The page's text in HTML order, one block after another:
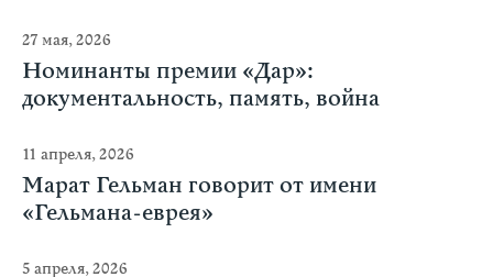
27 мая, 2026
Номинанты премии «Дар»:
документальность, память, война
11 апреля, 2026
Марат Гельман говорит от имени
«Гельмана-еврея»
5 апреля, 2026